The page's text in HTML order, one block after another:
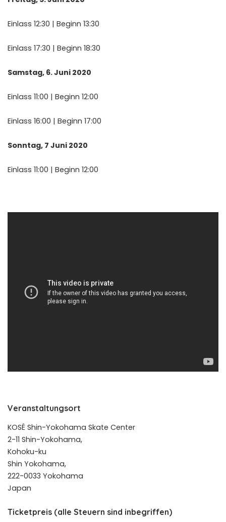
Einlass 12:30 | Beginn 13:30
Einlass 17:30 | Beginn 18:30
Samstag, 6. Juni 2020
Einlass 11:00 | Beginn 12:00
Einlass 16:00 | Beginn 17:00
Sonntag, 7 Juni 2020
Einlass 11:00 | Beginn 12:00
Veranstaltungsort
KOSÉ Shin-Yokohama Skate Center
2-11 Shin-Yokohama,
Kohoku-ku
Shin Yokohama,
222-0033 Yokohama
Japan
Ticketpreis (alle Steuern sind inbegriffen)